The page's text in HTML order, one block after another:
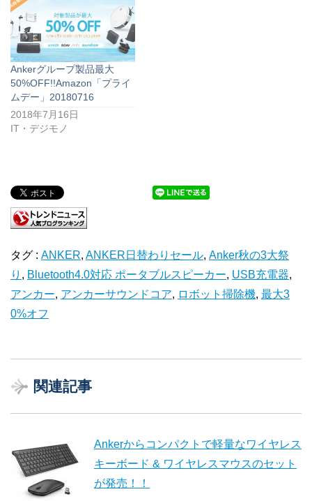
Ankerグループ製品最大
50%OFF!!Amazon「プライ
ムデー」20180716
2018年7月16日
IT・デジモノ
タグ : ANKER, ANKER日替わりセール, Anker秋の3大祭
り , Bluetooth4.0対応 ポータブルスピーカー, USB充電器,
アンカー, アンカーサウンドコア, ロボット掃除機, 最大3
0%オフ
関連記事
Ankerからコンパクトで軽量なワイヤレス
キーボード & ワイヤレスマウスのセット
が発売！！